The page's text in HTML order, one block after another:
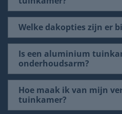
Welke dakopties zijn er
Is een aluminium
onderhoudsarm?
Hoe maak ik van mijn
tuinkamer?